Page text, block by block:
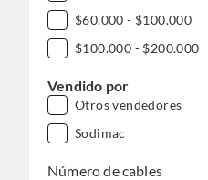
$60.000 - $100.000
$100.000 - $200.000
Vendido por
Otros vendedores
Sodimac
Número de cables